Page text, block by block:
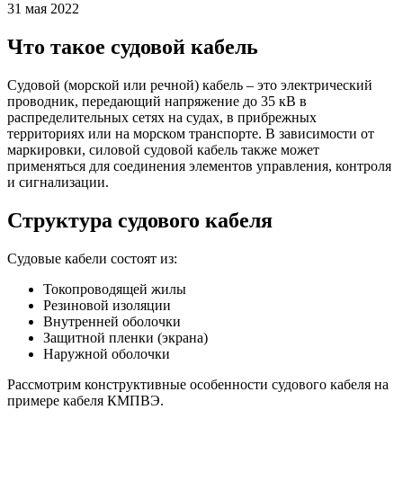
31 мая 2022
Что такое судовой кабель
Судовой (морской или речной) кабель – это электрический
проводник, передающий напряжение до 35 кВ в
распределительных сетях на судах, в прибрежных
территориях или на морском транспорте. В зависимости от
маркировки, силовой судовой кабель также может
применяться для соединения элементов управления, контроля
и сигнализации.
Структура судового кабеля
Судовые кабели состоят из:
Токопроводящей жилы
Резиновой изоляции
Внутренней оболочки
Защитной пленки (экрана)
Наружной оболочки
Рассмотрим конструктивные особенности судового кабеля на
примере кабеля КМПВЭ.